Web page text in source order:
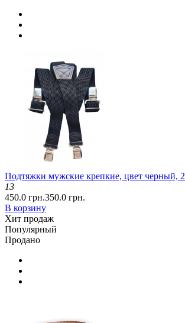
Подтяжки мужские крепкие, цвет черный,
13
450.0 грн.350.0 грн.
В корзину
Хит продаж
Популярный
Продано